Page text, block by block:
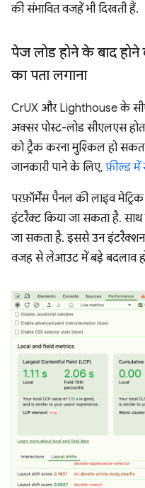
की संभावित वजहें भी दिखती हैं.
पेज लोड होने के बाद
का पता लगाना
CrUX और Lighthouse के
अक्सर पोस्ट-लोड सीएलएस
को ट्रैक करना मुश्किल हो
जानकारी पाने के लिए, फ़ील्ड में
परफ़ॉर्मेंस पैनल की लाइव
इंटरैक्ट किया जा सकता है. साथ
जा सकता है. इससे उन
वजह से लेआउट में बड़े बदलाव